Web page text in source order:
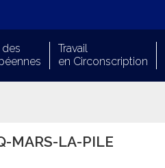
Travail
en Circonscription
MARS-LA-PILE